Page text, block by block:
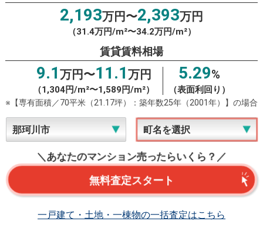
2,193万円〜2,393万円
（31.4万円/m²〜34.2万円/m²）
賃貸賃料相場
9.1 万円〜11.1 万円
（1,304円/m²〜1,589円/m²）
5.29%
（表面利回り）
※【専有面積／70平米（21.17坪）：築年数25年（2001年）】の場合
＼あなたのマンション売ったらいくら？／
無料査定スタート
一戸建て・土地・一棟物の一括査定はこちら